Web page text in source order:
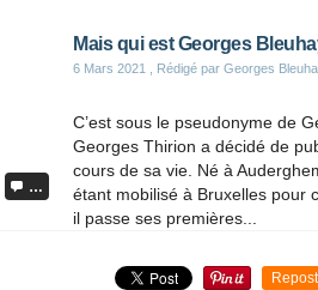
…
Mais qui est Georges
6 Mars 2021 , Rédigé par Georges
C’est sous le pseudonyme de
Georges Thirion a décidé de
cours de sa vie. Né à
étant mobilisé à Bruxelles pour
il passe ses premières...
Repost